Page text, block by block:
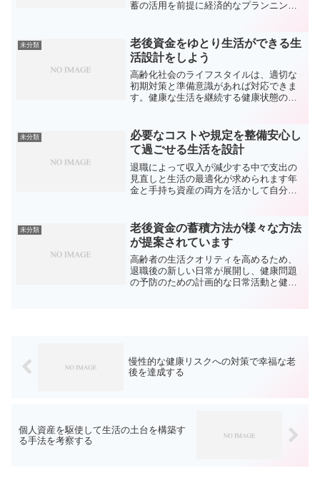
蓄の活用を前提に経済的なプランニング
もの学資や将来の生活も視野に入れ、堅
実な経済計画を立てるべき...
未分類
老後資金をゆとり生活ができる生
活設計をしよう
高齢化社会のライフスタイルは、適切な
初期対策と準備意識があれば対応できま
す。健康な生活を継続する健康状態の管
持しながら満足できる老後を迎えること
が目的です。健康をサポー...
未分類
必要なコストや規定を整備安心し
て過ごせる生活を設計
退職によって収入が減少する中で支出の
見直しと生活の最適化が求められます年
金と手持ち資産の両方を活かして自分自
要です退職後の資金の流れを把握し趣味
や居住環境の改善も、老後...
未分類
老後資金の蓄積方法が様々な方法
が提案されています
高齢者の生活クオリティを高めるため、
退職後の新しい日常が展開し、健康問題
の予防のための計画的な日常活動と健康
慢性的な健康リスクへの対策で幸福な老
後を達成する
個人資産を駆使して生活の土台を構築す
る手法を考察する